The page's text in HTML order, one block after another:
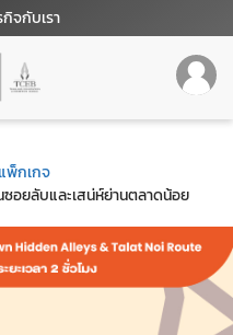
กิจกับเรา
พ็กเกจ
ซอยลับและเสน่ห์ย่านตลาดน้อย